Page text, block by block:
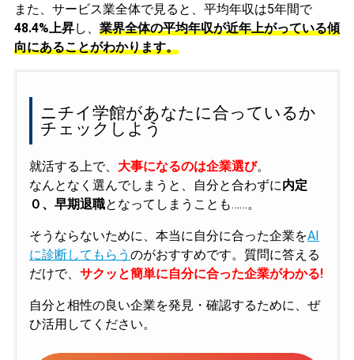
また、サービス業全体で見ると、平均年収は5年間で
48.4%上昇し、 業界全体の平均年収が近年上がっている傾
向にあることがわかります。
ニチイ学館があなたに合っているか
チェックしよう
就活する上で、 大事になるのは企業選び。
なんとなく選んでしまうと、自分と合わずに内定
０、早期退職となってしまうことも……。
そうならないために、本当に自分に合った企業をAI
に診断してもらう のがおすすめです。質問に答える
だけで、 サクッと簡単に自分に合った企業がわかる!
自分と相性の良い企業を発見・確認するために、ぜ
ひ活用してください。